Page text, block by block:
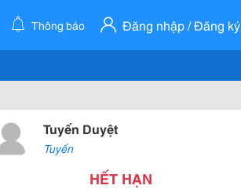
Thông báo Đăng nhập / Đăng ký
Tuyến Duyệt
Tuyến
HẾT HẠN